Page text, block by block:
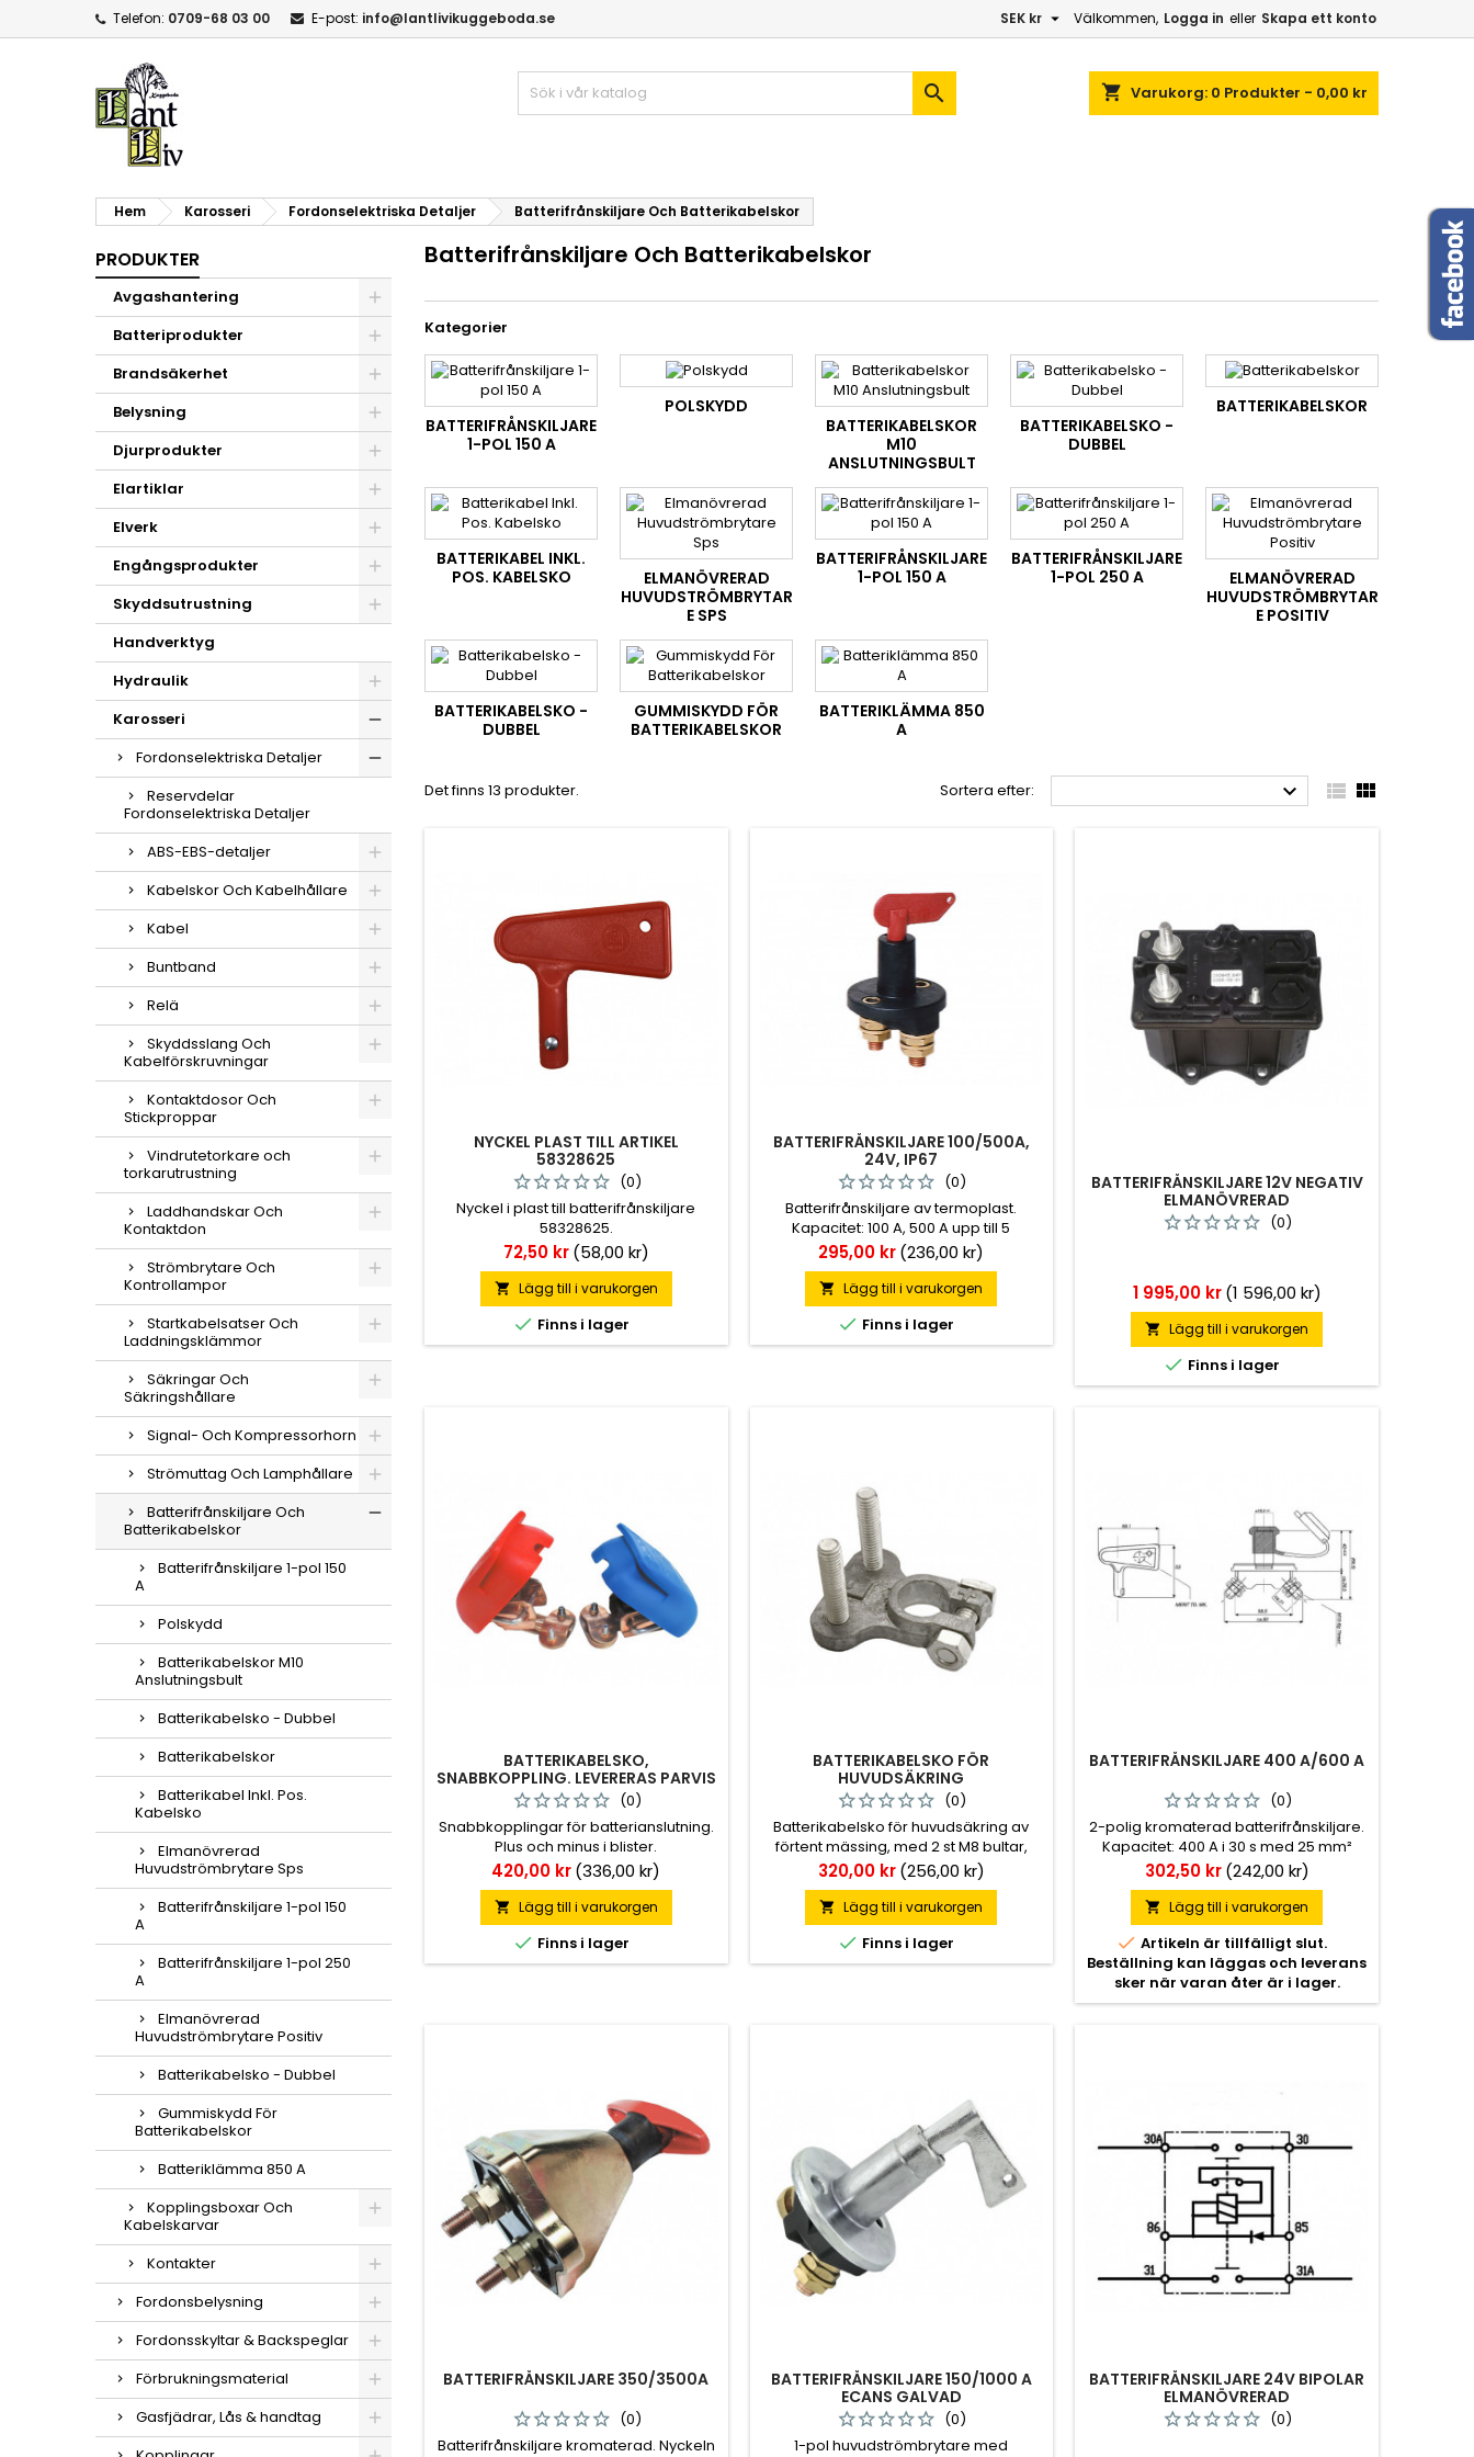
Telefon: 0709-68 03 00 E-post: info@lantlivikuggeboda.se Välkommen, Logga in eller Skapa ett konto
SEK kr 
shopping_cart Varukorg: 0 Produkter - 0,00 kr

Hem Karosseri Fordonselektriska Detaljer Batterifrånskiljare Och Batterikabelskor
PRODUKTER
Avgashantering
Batteriprodukter
Brandsäkerhet
Belysning
Djurprodukter
Elartiklar
Elverk
Engångsprodukter
Skyddsutrustning
Handverktyg
Hydraulik
Karosseri
Fordonselektriska Detaljer
Reservdelar
Fordonselektriska Detaljer
ABS-EBS-detaljer
Kabelskor Och Kabelhållare
Kabel
Buntband
Relä
Skyddsslang Och
Kabelförskruvningar
Kontaktdosor Och
Stickproppar
Vindrutetorkare och
torkarutrustning
Laddhandskar Och
Kontaktdon
Strömbrytare Och
Kontrollampor
Startkabelsatser Och
Laddningsklämmor
Säkringar Och
Säkringshållare
Signal- Och Kompressorhorn
Strömuttag Och Lamphållare
Batterifrånskiljare Och
Batterikabelskor
Batterifrånskiljare 1-pol 150
A
Polskydd
Batterikabelskor M10
Anslutningsbult
Batterikabelsko - Dubbel
Batterikabelskor
Batterikabel Inkl. Pos.
Kabelsko
Elmanövrerad
Huvudströmbrytare Sps
Batterifrånskiljare 1-pol 150
A
Batterifrånskiljare 1-pol 250
A
Elmanövrerad
Huvudströmbrytare Positiv
Batterikabelsko - Dubbel
Gummiskydd För
Batterikabelskor
Batteriklämma 850 A
Kopplingsboxar Och
Kabelskarvar
Kontakter
Fordonsbelysning
Fordonsskyltar & Backspeglar
Förbrukningsmaterial
Gasfjädrar, Lås & handtag
Batterifrånskiljare Och Batterikabelskor
Kategorier
BATTERIFRÅNSKILJARE
1-POL 150 A
POLSKYDD
BATTERIKABELSKOR
M10
ANSLUTNINGSBULT
BATTERIKABELSKO -
DUBBEL
BATTERIKABELSKOR
BATTERIKABEL INKL.
POS. KABELSKO
ELMANÖVRERAD
HUVUDSTRÖMBRYTAR
E SPS
BATTERIFRÅNSKILJARE
1-POL 150 A
BATTERIFRÅNSKILJARE
1-POL 250 A
ELMANÖVRERAD
HUVUDSTRÖMBRYTAR
E POSITIV
BATTERIKABELSKO -
DUBBEL
GUMMISKYDD FÖR
BATTERIKABELSKOR
BATTERIKLÄMMA 850
A
Det finns 13 produkter. Sortera efter:   
NYCKEL PLAST TILL ARTIKEL
58328625
(0)
Nyckel i plast till batterifrånskiljare
58328625.
Pris
72,50 kr(58,00 kr)
 Lägg till i varukorgen
 Finns i lager
BATTERIFRÅNSKILJARE 100/500A,
24V, IP67
(0)
Batterifrånskiljare av termoplast.
Kapacitet: 100 A, 500 A upp till 5
sekunder. Diameter 57,5 mm, bultar
M10. CC 38 mm, fästhål 7 mm. Levereras
med nyckel.
Pris
295,00 kr(236,00 kr)
 Lägg till i varukorgen
 Finns i lager
BATTERIFRÅNSKILJARE 12V NEGATIV
ELMANÖVRERAD
(0)
Pris
1 995,00 kr (1 596,00 kr)
 Lägg till i varukorgen
 Finns i lager
BATTERIKABELSKO,
SNABBKOPPLING. LEVERERAS PARVIS
(0)
Snabbkopplingar för batterianslutning.
Plus och minus i blister.
Pris
420,00 kr(336,00 kr)
 Lägg till i varukorgen
 Finns i lager
BATTERIKABELSKO FÖR
HUVUDSÄKRING
(0)
Batterikabelsko för huvudsäkring av
förtent mässing, med 2 st M8 bultar,
längd 31 mm. Håldiameter 17,5 mm.
Positiv.
Pris
320,00 kr(256,00 kr)
 Lägg till i varukorgen
 Finns i lager
BATTERIFRÅNSKILJARE 400 A/600 A
(0)
2-polig kromaterad batterifrånskiljare.
Kapacitet: 400 A i 30 s med 25 mm²
kabel, 600 A i 30 s med 70 mm² kabel.
Bultar M10, fästhål 8,5 mm. Levereras
komplett med nyckel och dammskydd
av gummi.
Pris
302,50 kr (242,00 kr)
 Lägg till i varukorgen
 Artikeln är tillfälligt slut.
Beställning kan läggas och leverans
sker när varan åter är i lager.
BATTERIFRÅNSKILJARE 350/3500A
(0)
Batterifrånskiljare kromaterad. Nyckeln
BATTERIFRÅNSKILJARE 150/1000 A
ECANS GALVAD
(0)
1-pol huvudströmbrytare med
BATTERIFRÅNSKILJARE 24V BIPOLAR
ELMANÖVRERAD
(0)